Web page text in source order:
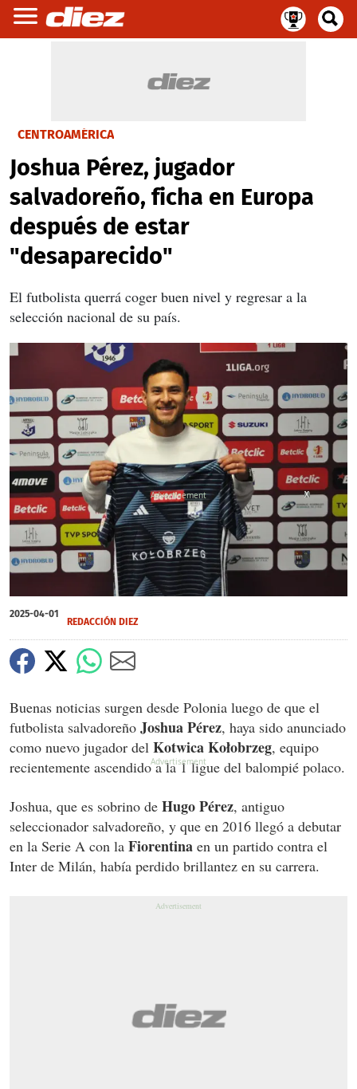
CENTROAMÉRICA
Joshua Pérez, jugador
salvadoreño, ficha en Europa
después de estar
"desaparecido"
El futbolista querrá coger buen nivel y regresar a la
selección nacional de su país.
X
X
2025-04-01
REDACCIÓN DIEZ
Buenas noticias surgen desde Polonia luego de que el
futbolista salvadoreño Joshua Pérez, haya sido anunciado
como nuevo jugador del Kotwica Kołobrzeg, equipo
recientemente ascendido a la 1 ligue del balompié polaco.
Joshua, que es sobrino de Hugo Pérez, antiguo
seleccionador salvadoreño, y que en 2016 llegó a debutar
en la Serie A con la Fiorentina en un partido contra el
Inter de Milán, había perdido brillantez en su carrera.